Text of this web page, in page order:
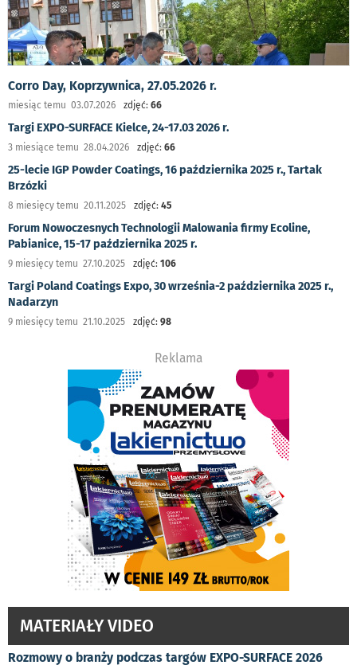
Corro Day, Koprzywnica, 27.05.2026 r.
miesiąc temu 03.07.2026 zdjęć: 66
Targi EXPO-SURFACE Kielce, 24-17.03 2026 r.
3 miesiące temu 28.04.2026 zdjęć: 66
25-lecie IGP Powder Coatings, 16 października 2025 r., Tartak
Brzózki
8 miesięcy temu 20.11.2025 zdjęć: 45
Forum Nowoczesnych Technologii Malowania firmy Ecoline,
Pabianice, 15-17 października 2025 r.
9 miesięcy temu 27.10.2025 zdjęć: 106
Targi Poland Coatings Expo, 30 września-2 października 2025 r.,
Nadarzyn
9 miesięcy temu 21.10.2025 zdjęć: 98
Reklama
MATERIAŁY VIDEO
Rozmowy o branży podczas targów EXPO-SURFACE 2026